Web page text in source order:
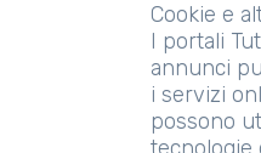
Cookie e
I portali
annunci
i servizi
possono